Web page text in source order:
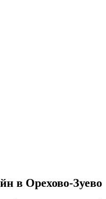
в Орехово-Зуево